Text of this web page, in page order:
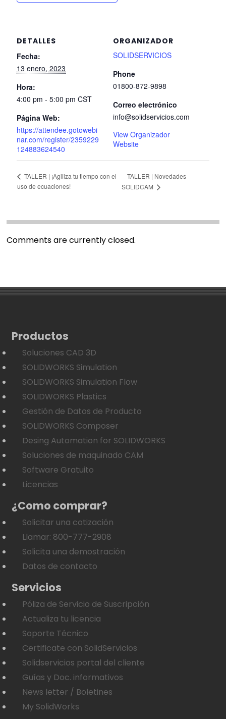
DETALLES
Fecha:
13 enero, 2023
Hora:
4:00 pm - 5:00 pm CST
Página Web:
https://attendee.gotowebi
nar.com/register/2359229
124883624540
ORGANIZADOR
SOLIDSERVICIOS
Phone
01800-872-9898
Correo electrónico
info@solidservicios.com
View Organizador
Website
TALLER | ¡Agiliza tu tiempo con el
uso de ecuaciones!
TALLER | Novedades
SOLIDCAM
Comments are currently closed.
Productos
Soluciones CAD 3D
SOLIDWORKS Simulation
SOLIDWORKS Simulation Flow
SOLIDWORKS Plastics
Gestión de Datos de Producto
SOLIDWORKS Composer
Desing Automation for SOLIDWORKS
Soluciones de maquinado CAM
Software Gratuito
Licencias
¿Como comprar?
Solicitar una cotización
Llamar: 800-777-2908
Solicita una demostración
Datos de contacto
Servicios
Póliza de Servicio de Suscripción
Actualiza tu licencia
Soporte Técnico
Certificate con SolidServicios
Solidservicios portal del cliente
Guías y Doc. informativos
News letter / Boletines
My SolidWorks